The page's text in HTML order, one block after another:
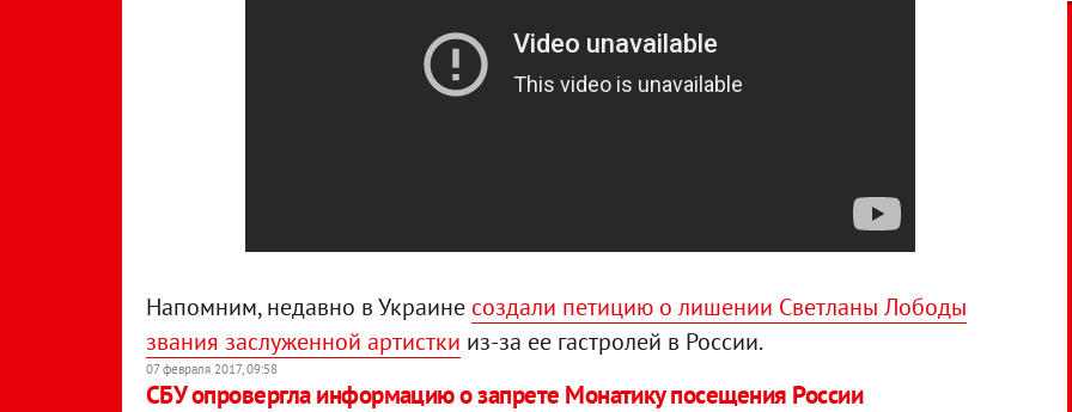
Напомним, недавно в Украине создали петицию о лишении Светланы Лободы
звания заслуженной артистки из-за ее гастролей в России.
07 февраля 2017, 09:58
СБУ опровергла информацию о запрете Монатику посещения России